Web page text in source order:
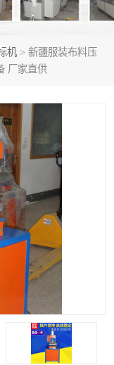
机 > 新疆服装布料压
厂家直供
花机压标机
装凹凸压花机
声波打片成型机
品成型机